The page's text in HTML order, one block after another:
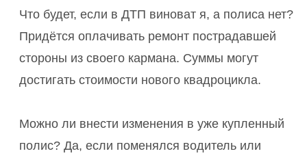
Что будет, если в ДТП виноват я, а полиса нет?
Придётся оплачивать ремонт пострадавшей
стороны из своего кармана. Суммы могут
достигать стоимости нового квадроцикла.
Можно ли внести изменения в уже купленный
полис? Да, если поменялся водитель или